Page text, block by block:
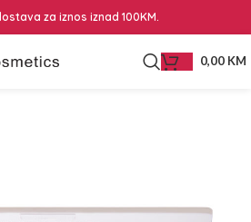
za iznos iznad 100KM.
0,00 KM